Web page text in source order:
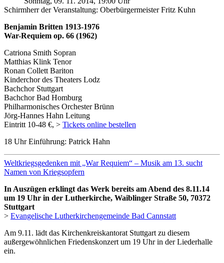
Schirmherr der Veranstaltung: Oberbürgermeister Fritz Kuhn
Benjamin Britten 1913-1976
War-Requiem op. 66 (1962)
Catriona Smith Sopran
Matthias Klink Tenor
Ronan Collett Bariton
Kinderchor des Theaters Lodz
Bachchor Stuttgart
Bachchor Bad Homburg
Philharmonisches Orchester Brünn
Jörg-Hannes Hahn Leitung
Eintritt 10-48 €, > Tickets online bestellen
18 Uhr Einführung: Patrick Hahn
Weltkriegsgedenken mit „War Requiem“ – Musik am 13. sucht
Namen von Kriegsopfern
In Auszügen erklingt das Werk bereits am Abend des 8.11.14
um 19 Uhr in der Lutherkirche, Waiblinger Straße 50, 70372
Stuttgart
> Evangelische Lutherkirchengemeinde Bad Cannstatt
Am 9.11. lädt das Kirchenkreiskantorat Stuttgart zu diesem
außergewöhnlichen Friedenskonzert um 19 Uhr in der Liederhalle
ein.